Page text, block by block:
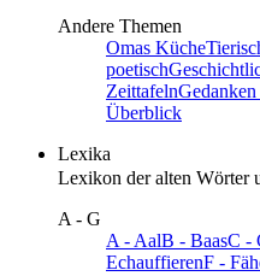
Andere Themen
Omas Küche
poetisch
Zeittafeln
Überblick
Lexika
Lexikon der alten Wörter
A - G
A - AalB - BaasC -
EchauffierenF -